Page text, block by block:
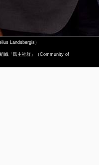
Landsbergis）
織「民主社群」（Community of